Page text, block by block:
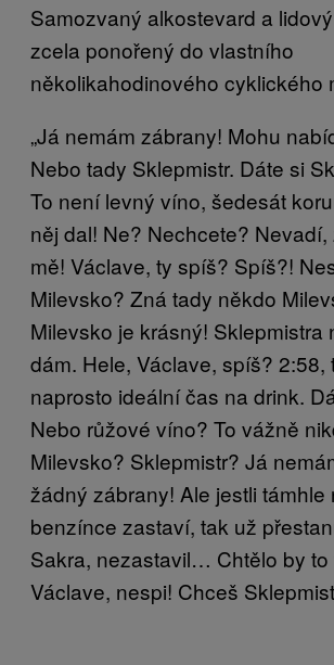
Samozvaný alkostevard a
zcela ponořený do vlastního
několikahodinového cyklického
„Já nemám zábrany! Mohu
Nebo tady Sklepmistr. Dáte si
To není levný víno, šedesát
něj dal! Ne? Nechcete?
mě! Václave, ty spíš? Spíš?!
Milevsko? Zná tady někdo
Milevsko je krásný! Sklepmistra
dám. Hele, Václave, spíš? 2:58,
naprosto ideální čas na drink.
Nebo růžové víno? To vážně
Milevsko? Sklepmistr? Já
žádný zábrany! Ale jestli támhle
benzínce zastaví, tak už
Sakra, nezastavil… Chtělo by
Václave, nespi! Chceš